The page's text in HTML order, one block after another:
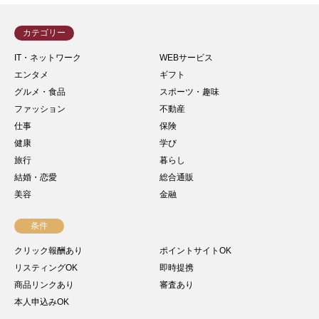
カテゴリー
IT・ネットワーク
WEBサービス
エンタメ
ギフト
グルメ・食品
スポーツ・趣味
ファッション
不動産
仕事
保険
健康
学び
旅行
暮らし
結婚・恋愛
総合通販
美容
金融
条件
クリック報酬あり
ポイントサイトOK
リスティングOK
即時提携
商品リンクあり
審査あり
本人申込みOK